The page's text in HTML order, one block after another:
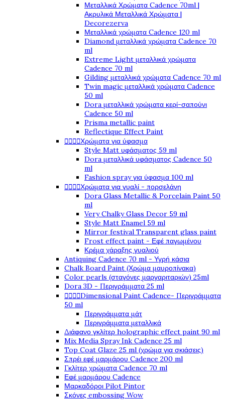
Μεταλλικά Χρώματα Cadence 70ml |
Ακρυλικά Μεταλλικά Χρώματα |
Decorezerva
Μεταλλικά χρώματα Cadence 120 ml
Diamond μεταλλικά χρώματα Cadence 70
ml
Extreme Light μεταλλικά χρώματα
Cadence 70 ml
Gilding μεταλλικά χρώματα Cadence 70 ml
Twin magic μεταλλικά χρώματα Cadence
50 ml
Dora μεταλλικά χρώματα κερί-σαπούνι
Cadence 50 ml
Prisma metallic paint
Reflectique Effect Paint
Χρώματα για ύφασμα
Style Matt υφάσματος 59 ml
Dora μεταλλικά υφάσματος Cadence 50
ml
Fashion spray για ύφασμα 100 ml
Χρώματα για γυαλί - πορσελάνη
Dora Glass Metallic & Porcelain Paint 50
ml
Very Chalky Glass Decor 59 ml
Style Matt Enamel 59 ml
Mirror festival Transparent glass paint
Frost effect paint - Εφέ παγωμένου
Κρέμα χάραξης γυαλιού
Antiquing Cadence 70 ml - Υγρή κάσια
Chalk Board Paint (Χρώμα μαυροπίνακα)
Color pearls (σταγόνες μαργαριταριών) 25ml
Dora 3D - Περιγράμματα 25 ml
Dimensional Paint Cadence- Περιγράμματα
50 ml
Περιγράμματα μάτ
Περιγράμματα μεταλλικά
Διάφανο γκλίτερ holographic effect paint 90 ml
Mix Media Spray Ink Cadence 25 ml
Top Coat Glaze 25 ml (χρώμα για σκιάσεις)
Σπρέι εφέ μαρμάρου Cadence 200 ml
Γκλίτερ χρώματα Cadence 70 ml
Εφέ μαρμάρου Cadence
Μαρκαδόροι Pilot Pintor
Σκόνες embossing Wow